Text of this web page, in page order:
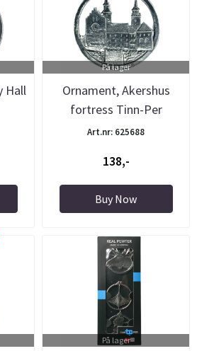
Hall
På lager
Ornament, Akershus
fortress Tinn-Per
Art.nr: 625688
138,-
Buy Now
På lager